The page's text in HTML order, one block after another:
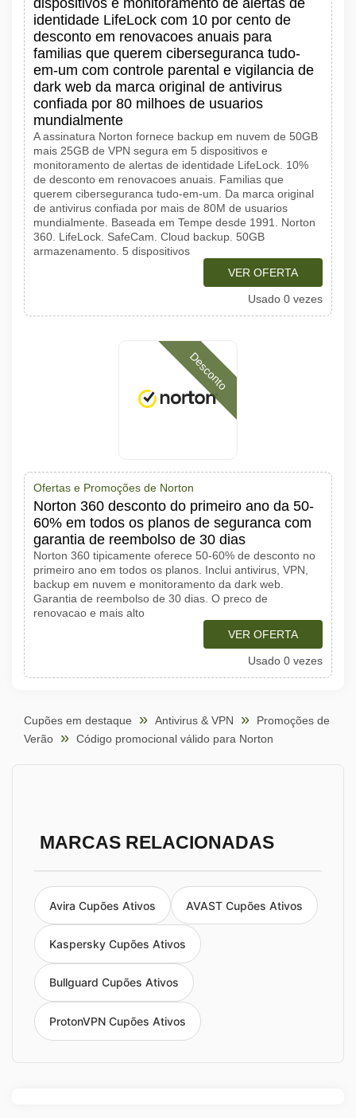
dispositivos e monitoramento de alertas de
identidade LifeLock com 10 por cento de
desconto em renovacoes anuais para
familias que querem ciberseguranca tudo-
em-um com controle parental e vigilancia de
dark web da marca original de antivirus
confiada por 80 milhoes de usuarios
mundialmente
A assinatura Norton fornece backup em nuvem de 50GB
mais 25GB de VPN segura em 5 dispositivos e
monitoramento de alertas de identidade LifeLock. 10%
de desconto em renovacoes anuais. Familias que
querem ciberseguranca tudo-em-um. Da marca original
de antivirus confiada por mais de 80M de usuarios
mundialmente. Baseada em Tempe desde 1991. Norton
360. LifeLock. SafeCam. Cloud backup. 50GB
armazenamento. 5 dispositivos
VER OFERTA
Usado 0 vezes
Desconto
Ofertas e Promoções de Norton
Norton 360 desconto do primeiro ano da 50-
60% em todos os planos de seguranca com
garantia de reembolso de 30 dias
Norton 360 tipicamente oferece 50-60% de desconto no
primeiro ano em todos os planos. Inclui antivirus, VPN,
backup em nuvem e monitoramento da dark web.
Garantia de reembolso de 30 dias. O preco de
renovacao e mais alto
VER OFERTA
Usado 0 vezes
Cupões em destaque Antivirus & VPN
Promoções de
Verão
Código promocional válido para Norton
MARCAS RELACIONADAS
Avira Cupões Ativos AVAST Cupões Ativos
Kaspersky Cupões Ativos
Bullguard Cupões Ativos
ProtonVPN Cupões Ativos